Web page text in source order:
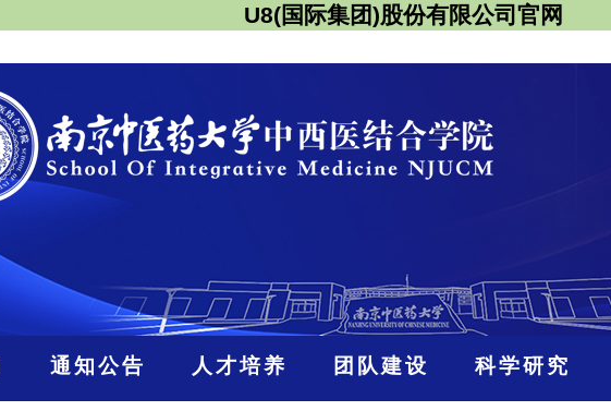
U8(国际集团)股份有限公司官网
通知公告 人才培养 团队建设 科学研究